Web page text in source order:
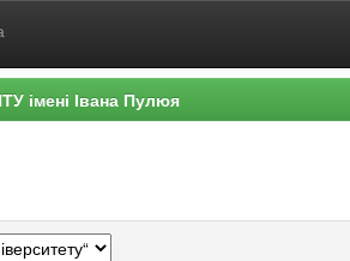
імені Івана Пулюя